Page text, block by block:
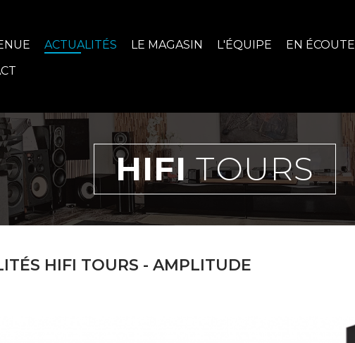
ACTUALITÉS LE MAGASIN L'ÉQUIPE EN ÉCOUTE
HIFITOURS
HIFI TOURS - AMPLITUDE